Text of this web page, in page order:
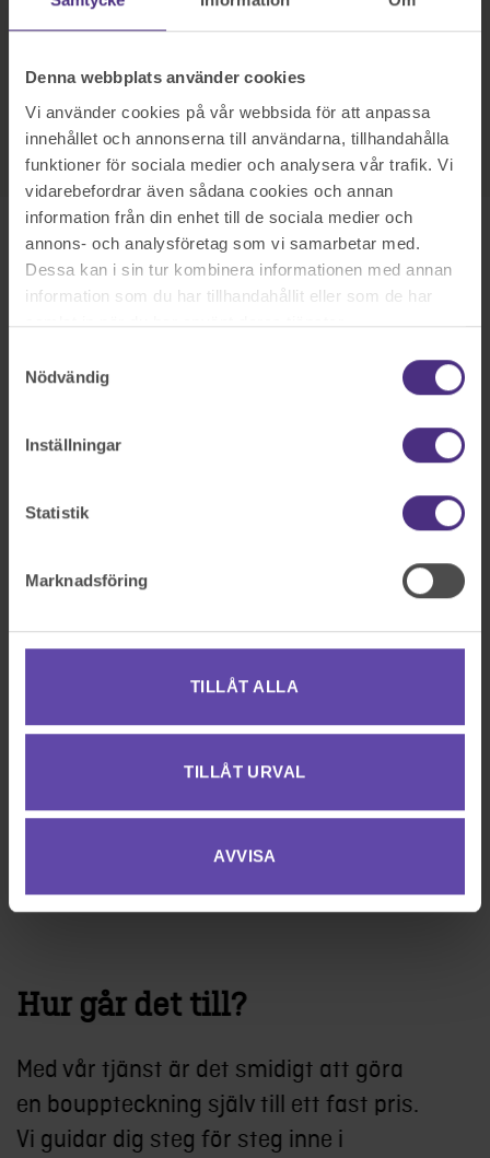
Denna webbplats använder cookies
Vi använder cookies på vår webbsida för att anpassa
innehållet och annonserna till användarna, tillhandahålla
funktioner för sociala medier och analysera vår trafik. Vi
vidarebefordrar även sådana cookies och annan
information från din enhet till de sociala medier och
annons- och analysföretag som vi samarbetar med.
Dessa kan i sin tur kombinera informationen med annan
information som du har tillhandahållit eller som de har
samlat in när du har använt deras tjänster.
Nödvändig
Inställningar
Statistik
Marknadsföring
TILLÅT ALLA
TILLÅT URVAL
AVVISA
För att göra det ännu enklare erbjuder vi även hjälp med
Läs mer om hur våra tilläggstjänster kan underlätta för
dig i vårinformation om tilläggstjänster.
Hur går det till?
Med vår tjänst är det smidigt att göra
en bouppteckning själv till ett fast pris.
Vi guidar dig steg för steg inne i